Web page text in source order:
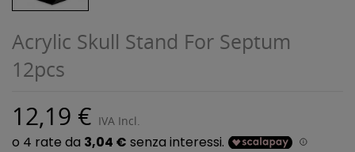
Acrylic Skull Stand For Septum
12pcs
12,19 € IVA Incl.